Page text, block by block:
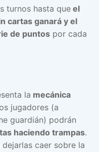
turnos hasta queel
cartas ganará y el
de puntos por cada
la mecánica
jugadores (a
guardián) podrán
haciendo trampas.
caer sobre la